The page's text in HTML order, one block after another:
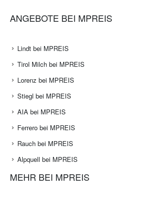
ANGEBOTE BEI MPREIS
Lindt bei MPREIS
Tirol Milch bei MPREIS
Lorenz bei MPREIS
Stiegl bei MPREIS
AIA bei MPREIS
Ferrero bei MPREIS
Rauch bei MPREIS
Alpquell bei MPREIS
MEHR BEI MPREIS